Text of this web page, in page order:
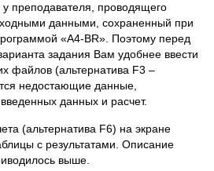
преподавателя, проводящего
данными, сохраненный при
«A4-BR». Поэтому перед
задания Вам удобнее ввести
файлов (альтернатива F3 –
недостающие данные,
данных и расчет.
(альтернатива F6) на экране
с результатами. Описание
выше.